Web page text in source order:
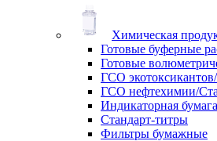
Химическая
Готовые буферные
Готовые
ГСО
ГСО нефтехимии/
Индикаторная бумага
Стандарт-титры
Фильтры бумажные